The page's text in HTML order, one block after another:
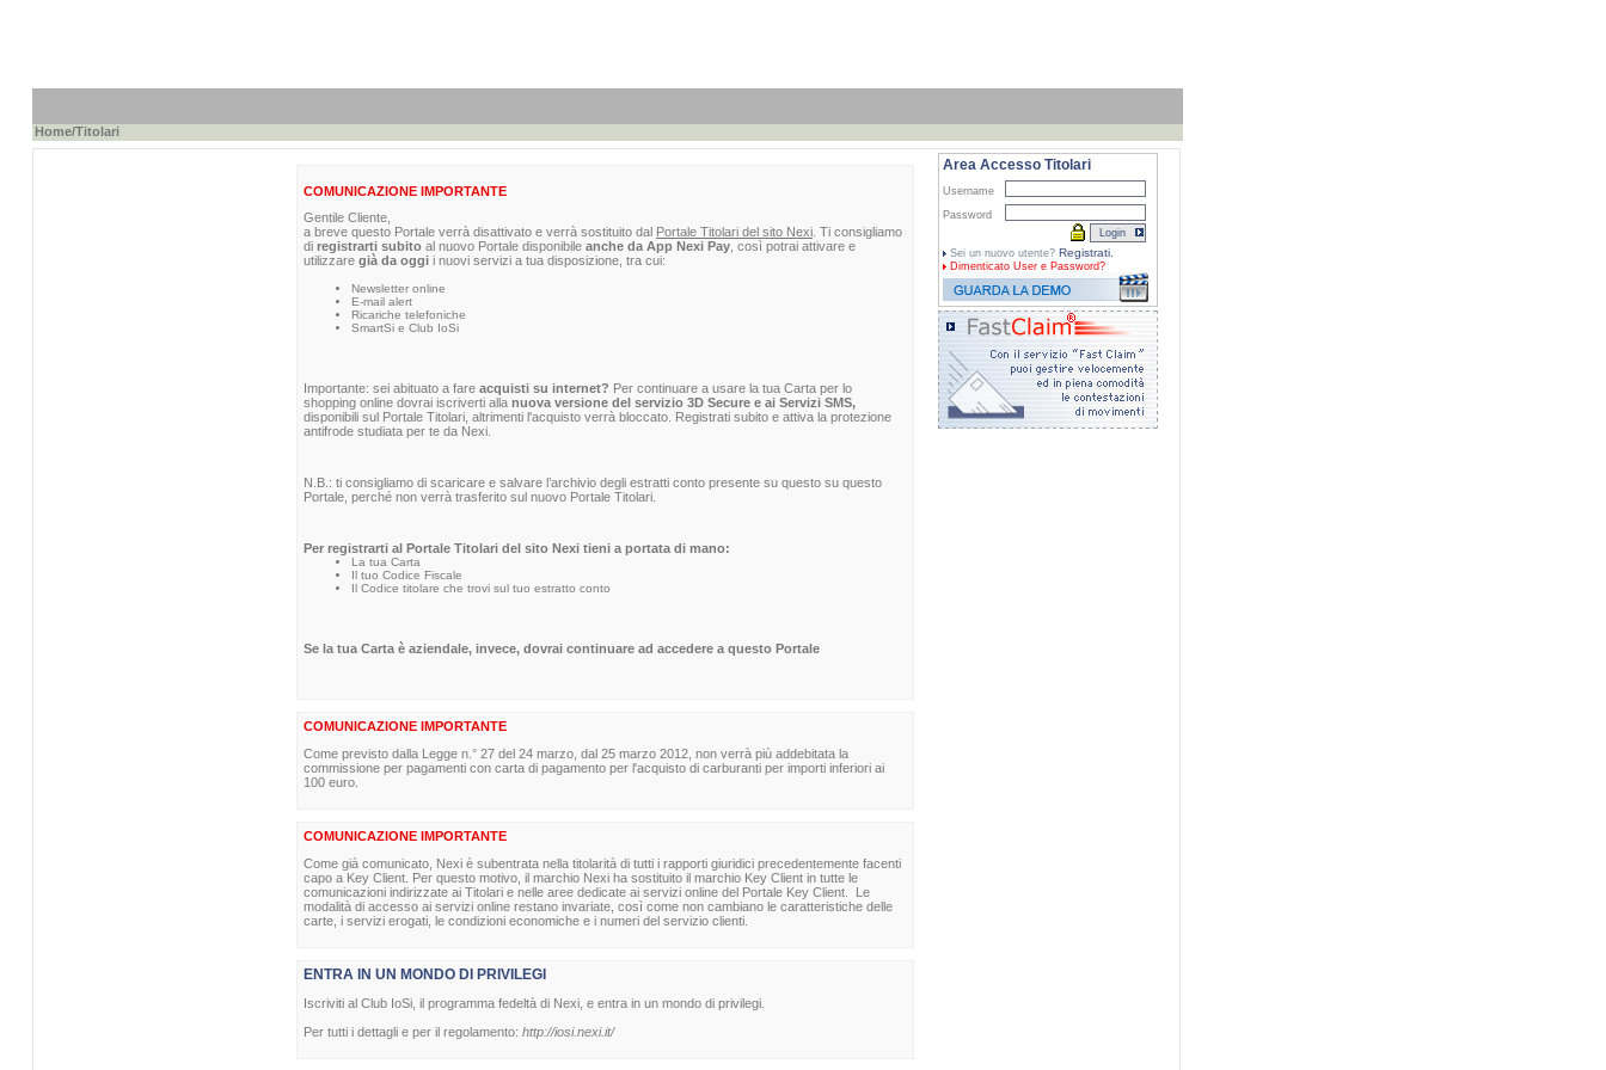
Home/Titolari
COMUNICAZIONE IMPORTANTE
Gentile Cliente,
a breve questo Portale verrà disattivato e verrà sostituito dal Portale Titolari del sito Nexi. Ti consigliamo
diregistrarti subitoal nuovo Portale disponibile anche da App Nexi Pay, così potrai attivare e
utilizzare già da oggii nuovi servizi a tua disposizione, tra cui:
Newsletter online
E-mail alert
Ricariche telefoniche
SmartSi e Club IoSi
Importante: sei abituato a fare acquisti su internet? Per continuare a usare la tua Carta per lo
shopping online dovrai iscriverti alla nuova versione del servizio 3D Secure e ai Servizi SMS,
disponibili sul Portale Titolari, altrimenti l'acquisto verrà bloccato. Registrati subito e attiva la protezione
antifrode studiata per te da Nexi.
N.B.: ti consigliamo di scaricare e salvare l’archivio degli estratti conto presente su questo su questo
Portale, perché non verrà trasferito sul nuovo Portale Titolari.
Per registrarti al Portale Titolari del sito Nexi tieni a portata di mano:
La tua Carta
Il tuo Codice Fiscale
Il Codice titolare che trovi sul tuo estratto conto
Se la tua Carta è aziendale, invece, dovrai continuare ad accedere a questo Portale
COMUNICAZIONE IMPORTANTE
Come previsto dalla Legge n.° 27 del 24 marzo, dal 25 marzo 2012, non verrà più addebitata la
commissione per pagamenti con carta di pagamento per l'acquisto di carburanti per importi inferiori ai
100 euro.
COMUNICAZIONE IMPORTANTE
Come già comunicato, Nexi è subentrata nella titolarità di tutti i rapporti giuridici precedentemente facenti
capo a Key Client. Per questo motivo, il marchio Nexi ha sostituito il marchio Key Client in tutte le
comunicazioni indirizzate ai Titolari e nelle aree dedicate ai servizi online del Portale Key Client. Le
modalità di accesso ai servizi online restano invariate, così come non cambiano le caratteristiche delle
carte, i servizi erogati, le condizioni economiche e i numeri del servizio clienti.
ENTRA IN UN MONDO DI PRIVILEGI
Iscriviti al Club IoSi, il programma fedeltà di Nexi, e entra in un mondo di privilegi.
Per tutti i dettagli e per il regolamento: http://iosi.nexi.it/
Area Accesso Titolari
Username
Password
Sei un nuovo utente? Registrati.
Dimenticato User e Password?